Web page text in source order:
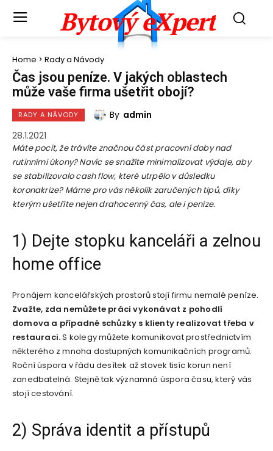
Bytový eXpert
Home Rady a Návody
Čas jsou peníze. V jakých oblastech
může vaše firma ušetřit obojí?
RADY A NÁVODY By admin
28.1.2021
Máte pocit, že trávíte značnou část pracovní doby nad
rutinními úkony? Navíc se snažíte minimalizovat výdaje, aby
se stabilizovalo cash flow, které utrpělo v důsledku
koronakrize? Máme pro vás několik zaručených tipů, díky
kterým ušetříte nejen drahocenný čas, ale i peníze.
1) Dejte stopku kanceláři a zelnou
home office
Pronájem kancelářských prostorů stojí firmu nemalé peníze.
Zvažte, zda nemůžete práci vykonávat z pohodlí
domova a případné schůzky s klienty realizovat třeba v
restauraci.S kolegy můžete komunikovat prostřednictvím
některého z mnoha dostupných komunikačních programů.
Roční úspora v řádu desítek až stovek tisíc korun není
zanedbatelná. Stejně tak významná úspora času, který vás
stojí cestování.
2) Správa identit a přístupů